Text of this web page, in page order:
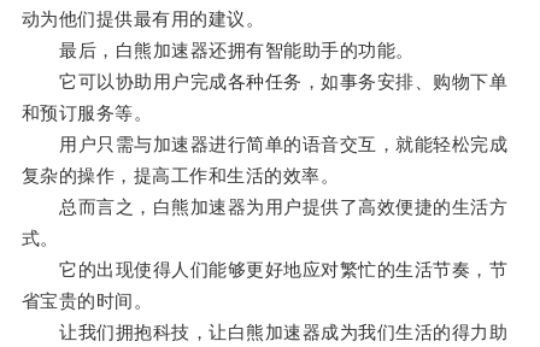
动为他们提供最有用的建议。
最后，白熊加速器还拥有智能助手的功能。
它可以协助用户完成各种任务，如事务安排、购物下单
和预订服务等。
用户只需与加速器进行简单的语音交互，就能轻松完成
复杂的操作，提高工作和生活的效率。
总而言之，白熊加速器为用户提供了高效便捷的生活方
式。
它的出现使得人们能够更好地应对繁忙的生活节奏，节
省宝贵的时间。
让我们拥抱科技，让白熊加速器成为我们生活的得力助